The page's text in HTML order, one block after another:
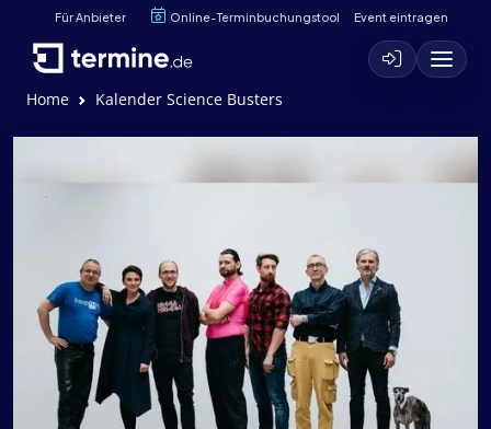
Für Anbieter Online-Terminbuchungstool Event eintragen
Home Kalender Science Busters